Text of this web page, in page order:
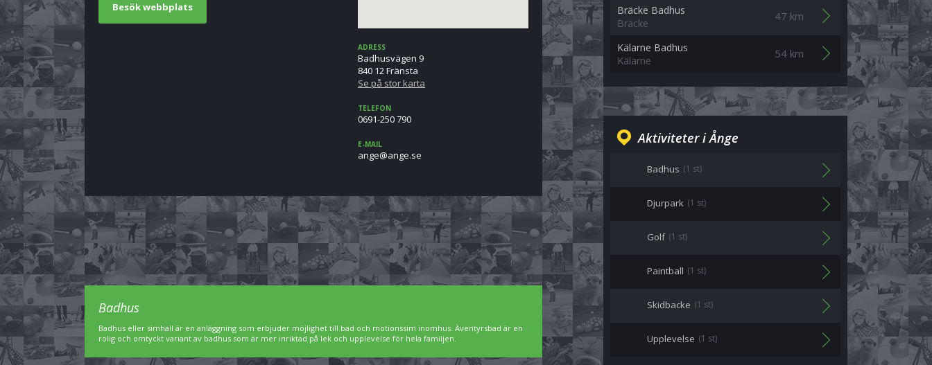
Besök webbplats
ADRESS
Badhusvägen 9
840 12 Fränsta
Se på stor karta
TELEFON
0691-250 790
E-MAIL
es.egna@egna
Bräcke Badhus
Bräcke
47 km
Kälarne Badhus
Kälarne
54 km
Aktiviteter i Ånge
Badhus (1 st)
Djurpark (1 st)
Golf (1 st)
Paintball (1 st)
Skidbacke (1 st)
Upplevelse (1 st)
Badhus
Badhus eller simhall är en anläggning som erbjuder möjlighet till bad och motionssim inomhus. Äventyrsbad är en
rolig och omtyckt variant av badhus som är mer inriktad på lek och upplevelse för hela familjen.